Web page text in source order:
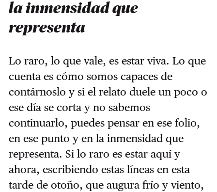
la inmensidad que
representa
Lo raro, lo que vale, es estar viva. Lo que
cuenta es cómo somos capaces de
contárnoslo y si el relato duele un poco o
ese día se corta y no sabemos
continuarlo, puedes pensar en ese folio,
en ese punto y en la inmensidad que
representa. Si lo raro es estar aquí y
ahora, escribiendo estas líneas en esta
tarde de otoño, que augura frío y viento,